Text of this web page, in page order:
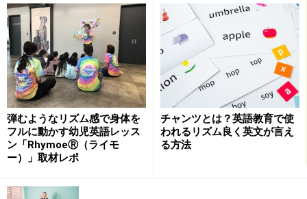
した。
７月２６日（火）曇り
ました。
August 3rd (Wednesday)
sunny
アイディア（２）＞＞
※記事内容は執筆時点のものです。最新の内容をご確認くださ
い。
弾むようなリズム感で身体を
フルに動かす幼児英語レッス
ン「RhymoeⓇ（ライモ
ー）」取材レポ
チャンツとは？英語教育で使
われるリズム良く英文が言え
る方法